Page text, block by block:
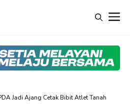
Jadi Ajang Cetak Bibit Atlet Tanah